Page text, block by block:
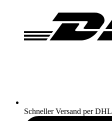
Schneller Versand per DHL